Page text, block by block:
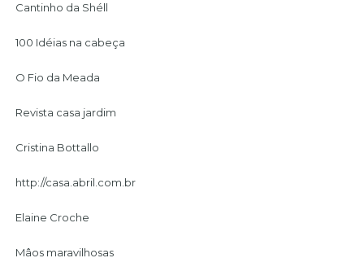
Cantinho da Shéll
100 Idéias na cabeça
O Fio da Meada
Revista casa jardim
Cristina Bottallo
http://casa.abril.com.br
Elaine Croche
Mâos maravilhosas